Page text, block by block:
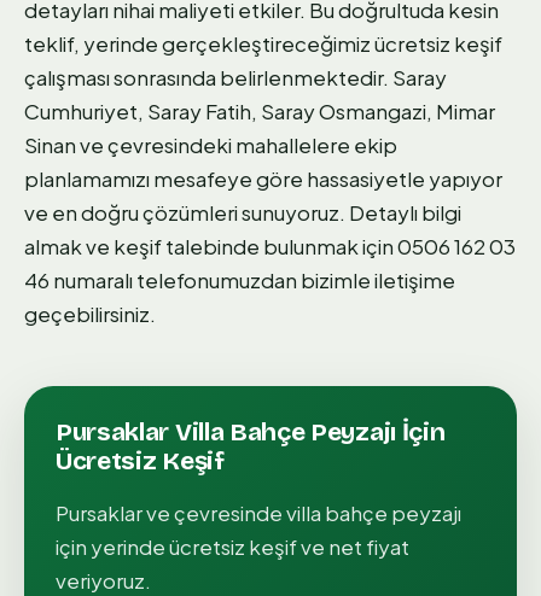
detayları nihai maliyeti etkiler. Bu doğrultuda kesin
teklif, yerinde gerçekleştireceğimiz ücretsiz keşif
çalışması sonrasında belirlenmektedir. Saray
Cumhuriyet, Saray Fatih, Saray Osmangazi, Mimar
Sinan ve çevresindeki mahallelere ekip
planlamamızı mesafeye göre hassasiyetle yapıyor
ve en doğru çözümleri sunuyoruz. Detaylı bilgi
almak ve keşif talebinde bulunmak için 0506 162 03
46 numaralı telefonumuzdan bizimle iletişime
geçebilirsiniz.
PursaklarVilla Bahçe Peyzajı İçin
Ücretsiz Keşif
Pursaklarve çevresindevilla bahçe peyzajı
için yerinde ücretsiz keşif ve net fiyat
veriyoruz.